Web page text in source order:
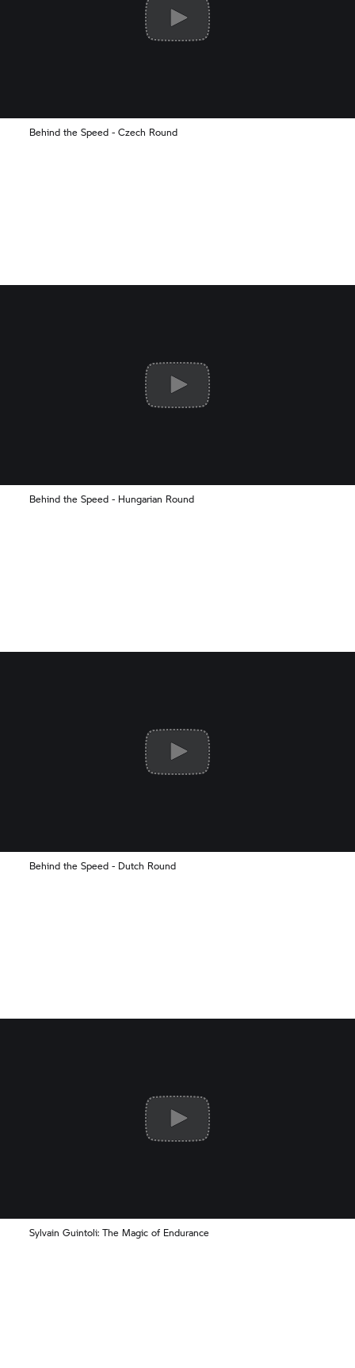
Behind the Speed - Czech Round
Behind the Speed - Hungarian Round
Behind the Speed - Dutch Round
Sylvain Guintoli: The Magic of Endurance